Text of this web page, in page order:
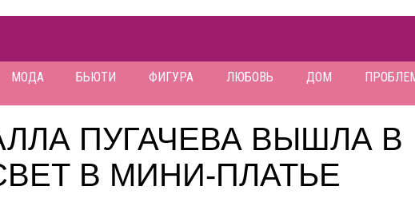
МОДА БЬЮТИ ФИГУРА ЛЮБОВЬ ДОМ
ПУГАЧЕВА ВЫШЛА В
В МИНИ-ПЛАТЬЕ